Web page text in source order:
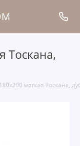
Тоскана,
мягкая Тоскана,